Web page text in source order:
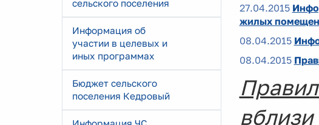
сельского поселения
Информация об
участии в целевых и
иных программах
Бюджет сельского
поселения Кедровый
27.04.2015
жилых
08.04.2015
08.04.2015